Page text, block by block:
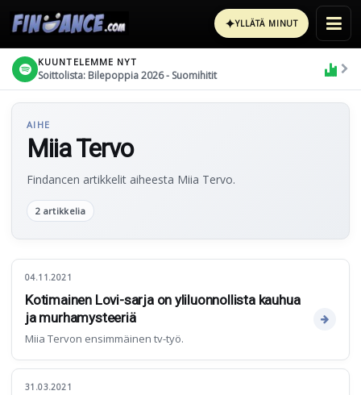
✦YLLÄTÄ MINUT
KUUNTELEMME NYT
Soittolista: Bilepoppia 2026 - Suomihitit
AIHE
Miia Tervo
Findancen artikkelit aiheesta Miia Tervo.
2 artikkelia
04.11.2021
Kotimainen Lovi-sarja on yliluonnollista kauhua
ja murhamysteeriä
Miia Tervon ensimmäinen tv-työ.
31.03.2021